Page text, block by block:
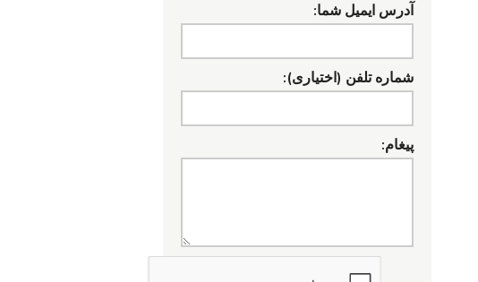
آدرس ایمیل شما:
شماره تلفن (اختیاری):
پیغام: